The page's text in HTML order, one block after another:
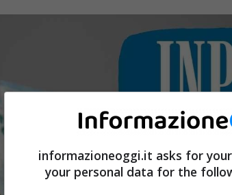
informazioneoggi.it asks for
your personal data for the